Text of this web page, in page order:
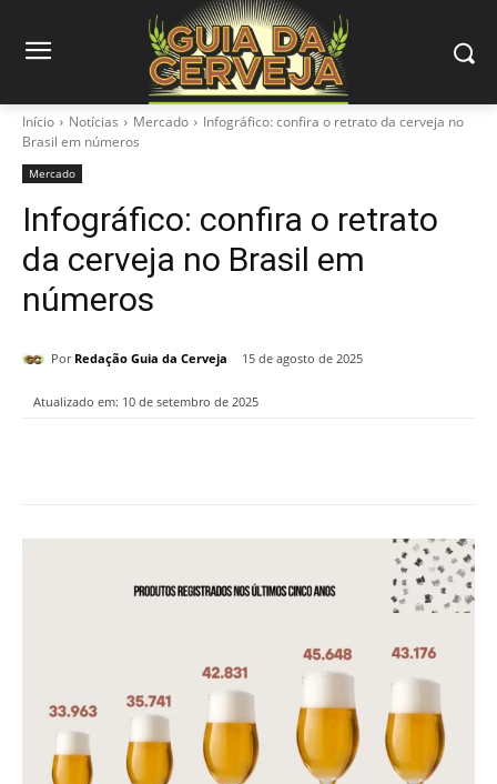
Início Notícias Mercado
Infográfico: confira o retrato da cerveja no
Brasil em números
Mercado
Infográfico: confira o retrato
da cerveja no Brasil em
números
Por Redação Guia da Cerveja 15 de agosto de 2025
Atualizado em: 10 de setembro de 2025